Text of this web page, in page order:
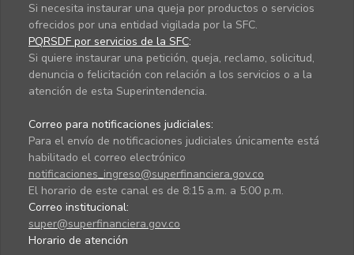
Si necesita instaurar una queja por productos o servicios
ofrecidos por una entidad vigilada por la SFC.
PQRSDF por servicios de la SFC:
Si quiere instaurar una petición, queja, reclamo, solicitud,
denuncia o felicitación con relación a los servicios o a la
atención de esta Superintendencia.
Correo para notificaciones judiciales:
Para el envío de notificaciones judiciales únicamente está
habilitado el correo electrónico
notificaciones_ingreso@superfinanciera.gov.co
El horario de este canal es de 8:15 a.m. a 5:00 p.m.
Correo institucional:
super@superfinanciera.gov.co
Horario de atención